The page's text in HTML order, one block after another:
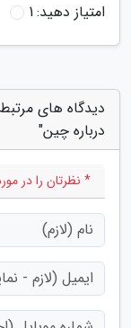
امتیاز دهید:1
دیدگاه های
درباره چین"
* نظرتان را در